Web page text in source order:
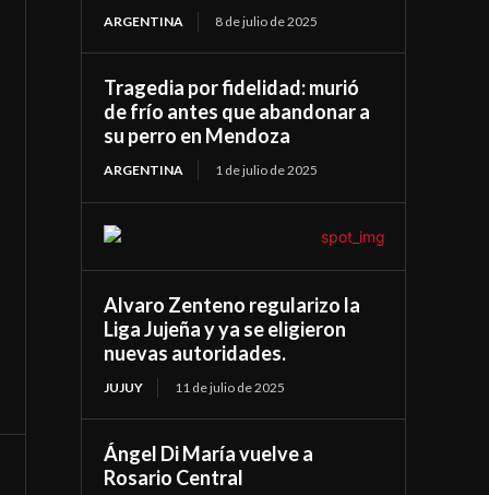
ARGENTINA 8 de julio de 2025
Tragedia por fidelidad: murió
de frío antes que abandonar a
su perro en Mendoza
ARGENTINA 1 de julio de 2025
Alvaro Zenteno regularizo la
Liga Jujeña y ya se eligieron
nuevas autoridades.
JUJUY 11 de julio de 2025
Ángel Di María vuelve a
Rosario Central